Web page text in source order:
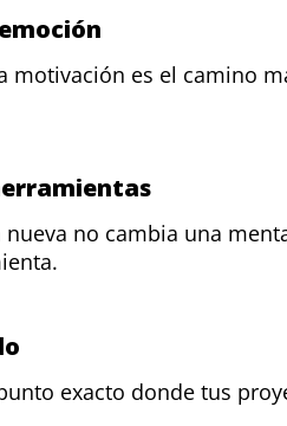
motivación es el camino
nueva no cambia una
exacto donde tus